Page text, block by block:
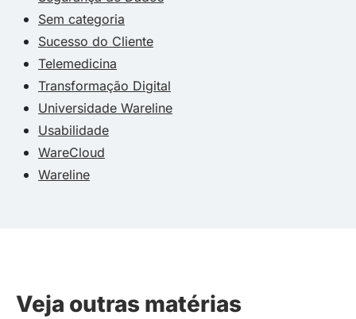
Sem categoria
Sucesso do Cliente
Telemedicina
Transformação Digital
Universidade Wareline
Usabilidade
WareCloud
Wareline
Veja outras matérias